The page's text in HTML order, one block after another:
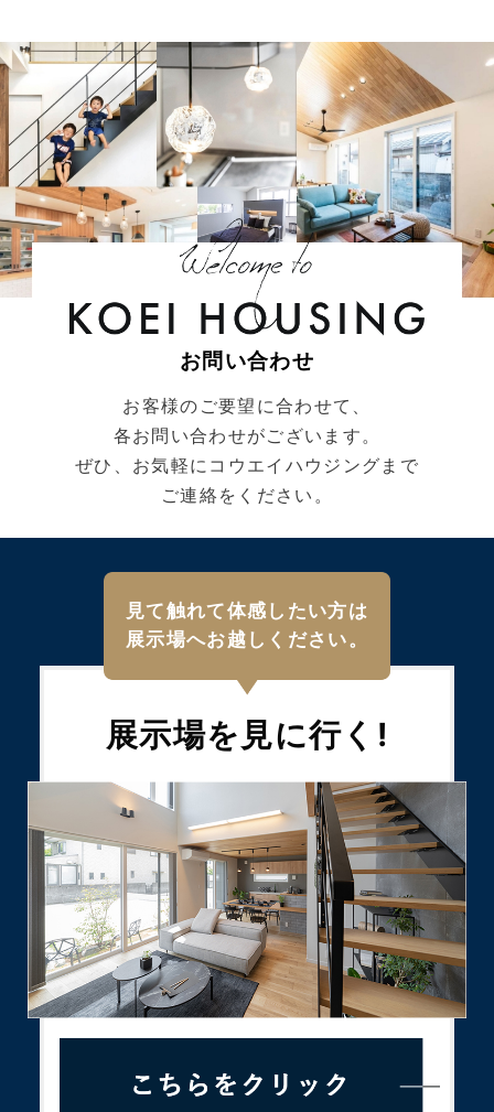
お問い合わせ
お客様のご要望に合わせて、
各お問い合わせがございます。
ぜひ、お気軽にコウエイハウジングまで
ご連絡をください。
見て触れて体感したい方は
展示場へお越しください。
展示場を 見に行く!